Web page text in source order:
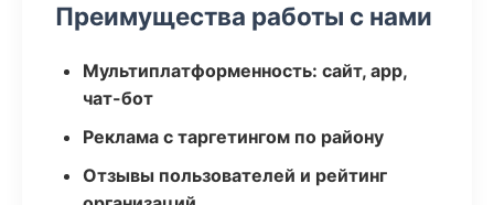
Преимущества работы с нами
Мультиплатформенность: сайт, app,
чат-бот
Реклама с таргетингом по району
Отзывы пользователей и рейтинг